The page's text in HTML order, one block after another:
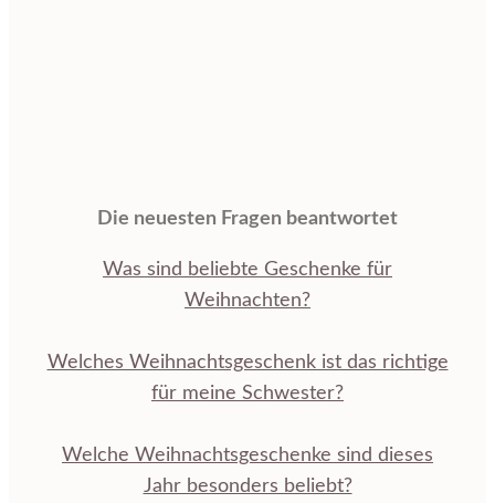
Die neuesten Fragen beantwortet
Was sind beliebte Geschenke für
Weihnachten?
Welches Weihnachtsgeschenk ist das richtige
für meine Schwester?
Welche Weihnachtsgeschenke sind dieses
Jahr besonders beliebt?